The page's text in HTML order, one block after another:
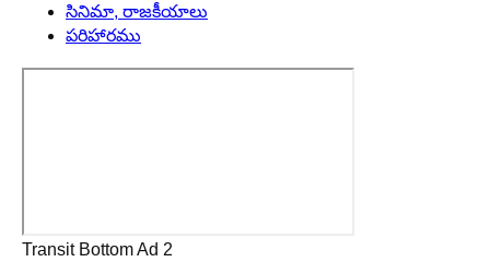
సినిమా, రాజకీయాలు
పరిహారము
Transit Bottom Ad 2